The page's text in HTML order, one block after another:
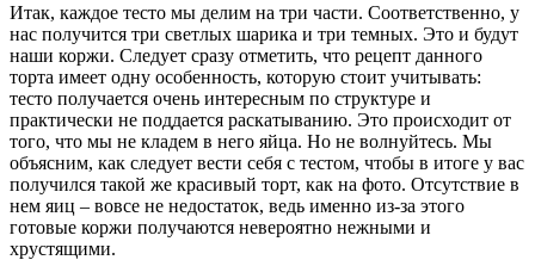
Итак, каждое тесто мы делим на три части. Соответственно, у
нас получится три светлых шарика и три темных. Это и будут
наши коржи. Следует сразу отметить, что рецепт данного
торта имеет одну особенность, которую стоит учитывать:
тесто получается очень интересным по структуре и
практически не поддается раскатыванию. Это происходит от
того, что мы не кладем в него яйца. Но не волнуйтесь. Мы
объясним, как следует вести себя с тестом, чтобы в итоге у вас
получился такой же красивый торт, как на фото. Отсутствие в
нем яиц – вовсе не недостаток, ведь именно из-за этого
готовые коржи получаются невероятно нежными и
хрустящими.